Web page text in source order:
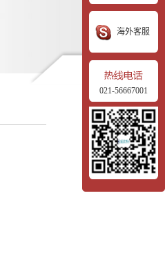
海外客服
021-56667001